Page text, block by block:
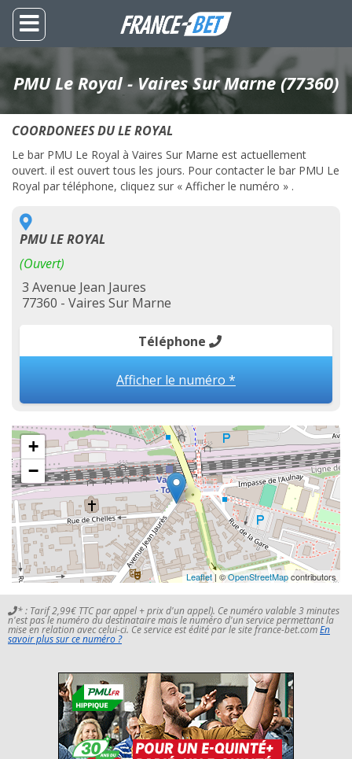
PMU Le Royal - Vaires Sur Marne (77360)
COORDONEES DU LE ROYAL
Le bar PMU Le Royal à Vaires Sur Marne est actuellement
ouvert. il est ouvert tous les jours. Pour contacter le bar PMU Le
Royal par téléphone, cliquez sur « Afficher le numéro » .
PMU LE ROYAL
(Ouvert)
3 Avenue Jean Jaures
77360 - Vaires Sur Marne
Téléphone
Afficher le numéro *
+
−
Leaflet| ©OpenStreetMapcontributors
* : Tarif 2,99€ TTC par appel + prix d'un appel). Ce numéro valable 3 minutes
n'est pas le numéro du destinataire mais le numéro d'un service permettant la
mise en relation avec celui-ci. Ce service est édité par le site france-bet.comEn
savoir plus sur ce numéro ?